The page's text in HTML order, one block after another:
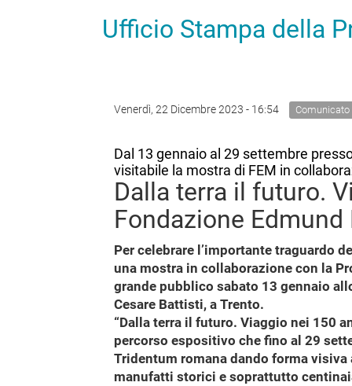
Ufficio Stampa della
Venerdì, 22 Dicembre 2023 - 16:54 Comunicato
Dal 13 gennaio al 29 settembre
visitabile la mostra di FEM in
Dalla terra il futuro.
Fondazione Edmund
Per celebrare l’importante traguardo
una mostra in collaborazione con la
grande pubblico sabato 13 gennaio
Cesare Battisti, a Trento.
“Dalla terra il futuro. Viaggio nei 150
percorso espositivo che fino al 29
Tridentum romana dando forma
manufatti storici e soprattutto